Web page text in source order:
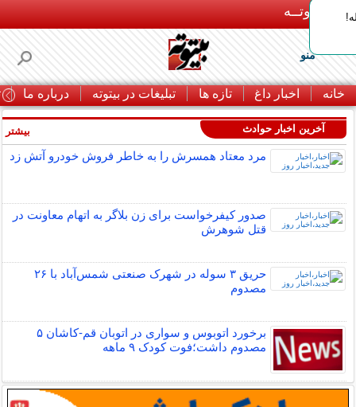
بـیتوتــه
منو
خانه اخبار داغ تازه ها تبلیغات در بیتوته درباره ما
آخرین اخبار حوادث
مرد معتاد همسرش را به خاطر فروش خودرو آتش زد
صدور کیفرخواست برای زن بلاگر به اتهام معاونت در
قتل شوهرش
حریق ۳ سوله در شهرک صنعتی شمس‌آباد با ۲۶
مصدوم
برخورد اتوبوس و سواری در اتوبان قم-کاشان ۵
مصدوم داشت؛فوت کودک ۹ ماهه
بیشتر